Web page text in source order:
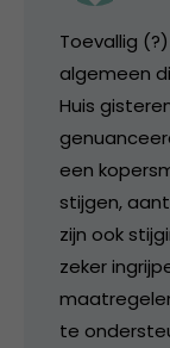
Toevallig
algemeen
Huis
een
stijgen,
zijn ook
zeker
te